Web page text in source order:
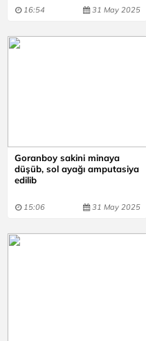
16:54 31 May 2025
Goranboy sakini minaya
düşüb, sol ayağı amputasiya
edilib
15:06 31 May 2025